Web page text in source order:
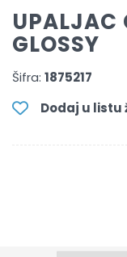
UPALJAC
GLOSSY
Šifra: 1875217
Dodaj u listu